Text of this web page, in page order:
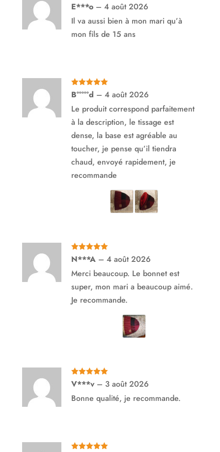
Note5sur
5
E***o – 4 août 2026
Il va aussi bien à mon mari qu’à
mon fils de 15 ans
Note5sur
5
B°°°°°d – 4 août 2026
Le produit correspond parfaitement
à la description, le tissage est
dense, la base est agréable au
toucher, je pense qu’il tiendra
chaud, envoyé rapidement, je
recommande
Note5sur
5N***A – 4 août 2026
Merci beaucoup. Le bonnet est
super, mon mari a beaucoup aimé.
Je recommande.
Note5sur
5
V***v – 3 août 2026
Bonne qualité, je recommande.